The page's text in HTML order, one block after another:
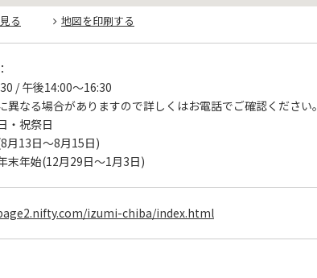
る 地図を印刷する
/ 午後14:00～16:30
なる場合がありますので詳しくはお電話でご確認ください。
・祝祭日
月13日～8月15日)
末年始(12月29日～1月3日)
izumi-chiba/index.html